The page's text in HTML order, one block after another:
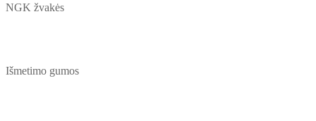
NGK žvakės
Išmetimo gumos